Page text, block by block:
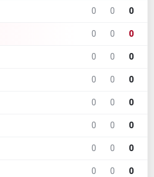
0 0 0
0 0 0
0 0 0
0 0 0
0 0 0
0 0 0
0 0 0
0 0 0